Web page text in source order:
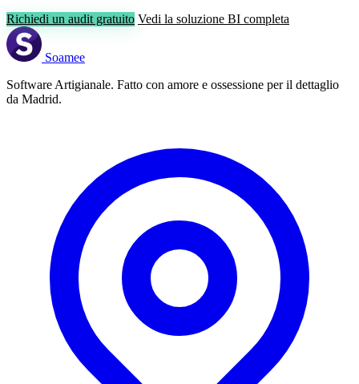
Richiedi un audit gratuito Vedi la soluzione BI completa
Soamee
Software Artigianale. Fatto con amore e ossessione per il dettaglio
da Madrid.